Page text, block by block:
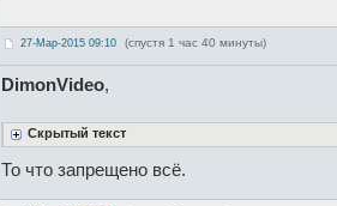
27-Мар-2015 09:10 (спустя 1 час 40 минуты)
DimonVideo,
Скрытый текст
То что запрещено всё.